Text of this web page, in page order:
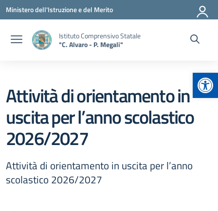
Vai ai contenuti
Vai al menu di navigazione
Vai al footer
Ministero dell'Istruzione e del Merito
Istituto Comprensivo Statale
"C. Alvaro - P. Megali"
Attività di orientamento in
uscita per l’anno scolastico
2026/2027
Attività di orientamento in uscita per l’anno
scolastico 2026/2027